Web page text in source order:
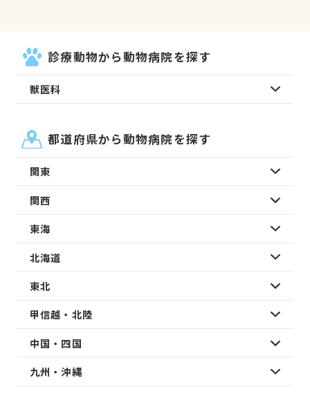
診療動物から動物病院を探す
獣医科
都道府県から動物病院を探す
関東
関西
東海
北海道
東北
甲信越・北陸
中国・四国
九州・沖縄